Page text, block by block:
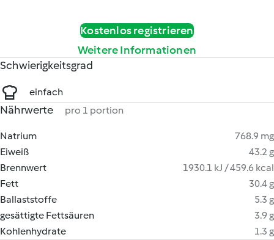
Kostenlos registrieren
Weitere Informationen
Schwierigkeitsgrad
einfach
Nährwerte pro 1 portion
Natrium
768.9 mg
Eiweiß
43.2 g
Brennwert
1930.1 kJ / 459.6 kcal
Fett
30.4 g
Ballaststoffe
5.3 g
gesättigte Fettsäuren
3.9 g
Kohlenhydrate
1.3 g